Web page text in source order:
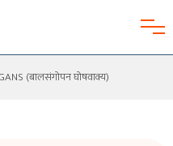
(बालसंगोपन घोषवाक्य)